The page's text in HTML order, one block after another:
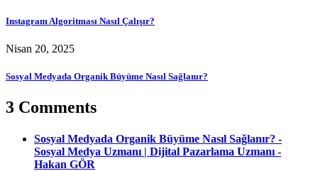
Instagram Algoritması Nasıl Çalışır?
Nisan 20, 2025
Sosyal Medyada Organik Büyüme Nasıl Sağlanır?
3 Comments
Sosyal Medyada Organik Büyüme Nasıl Sağlanır? -
Sosyal Medya Uzmanı | Dijital Pazarlama Uzmanı -
Hakan GÖR